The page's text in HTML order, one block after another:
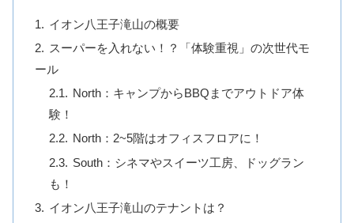
イオン八王子滝山の概要
スーパーを入れない！？「体験重視」の次世代モ
ール
North：キャンプからBBQまでアウトドア体
験！
North：2~5階はオフィスフロアに！
South：シネマやスイーツ工房、ドッグラン
も！
イオン八王子滝山のテナントは？